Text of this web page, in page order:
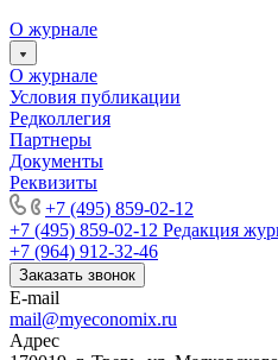
О журнале
О журнале
Условия публикации
Редколлегия
Партнеры
Документы
Реквизиты
+7 (495) 859-02-12
+7 (495) 859-02-12 Редакция
+7 (964) 912-32-46
Заказать звонок
E-mail
mail@myeconomix.ru
Адрес